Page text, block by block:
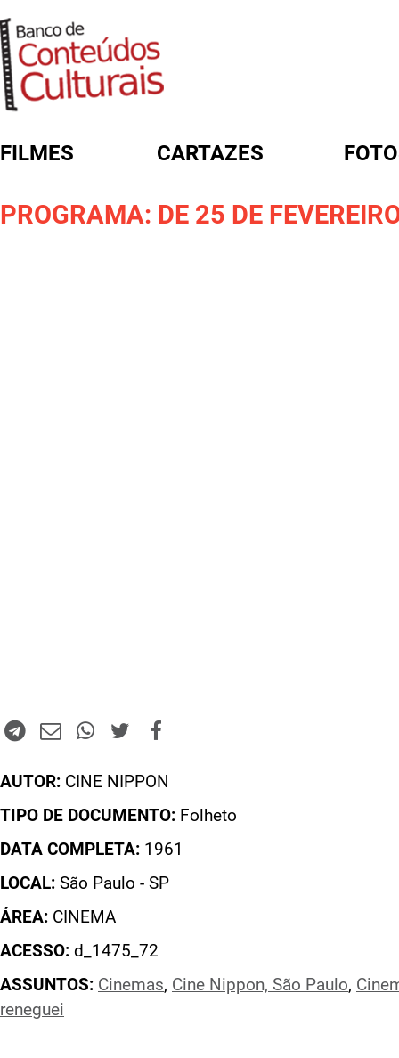
FILMES CARTAZES
PROGRAMA: DE 25 DE
AUTOR: CINE NIPPON
TIPO DE DOCUMENTO: Folheto
DATA COMPLETA: 1961
LOCAL: São Paulo - SP
ÁREA: CINEMA
ACESSO: d_1475_72
ASSUNTOS: Cinemas, Cine Nippon, São Paulo,
reneguei
FORMULÁRIO DE BUSCA